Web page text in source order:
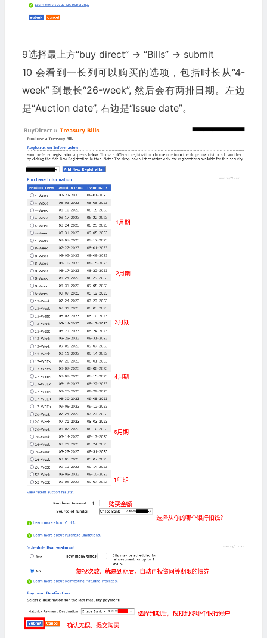
9选择最上方“buy direct” → “Bills” → submit
10 会看到一长列可以购买的选项，包括时长从“4-
week” 到最长“26-week”, 然后会有两排日期。左边
是“Auction date”, 右边是“Issue date”。